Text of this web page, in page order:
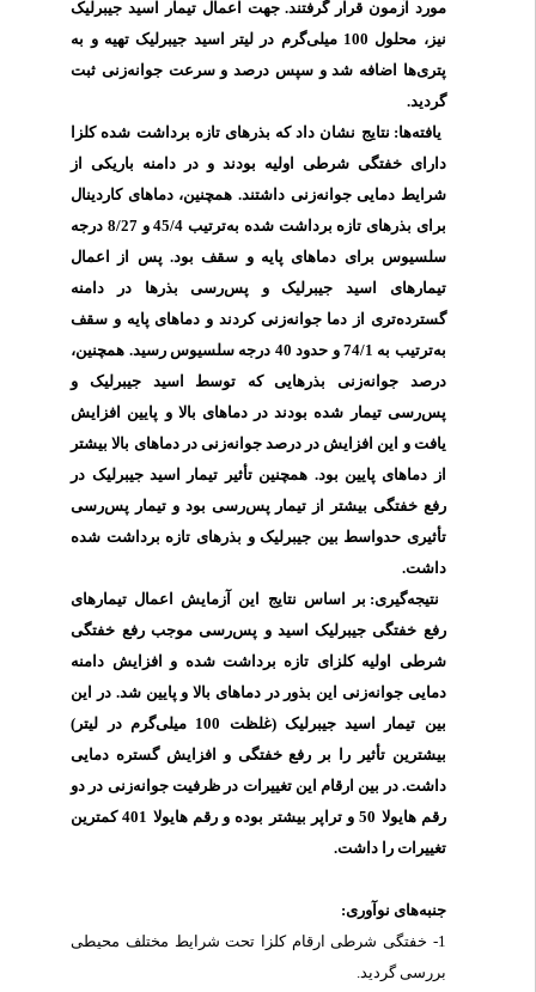
مورد آزمون قرار گرفتند. جهت اعمال تیمار اسید جیبرلیک
نیز، محلول 100 میلی‌گرم در لیتر اسید جیبرلیک تهیه و به
پتری‌ها اضافه شد و سپس درصد و سرعت جوانه‌زنی ثبت
گردید.
یافته‌ها: نتایج نشان داد که بذرهای تازه برداشت شده کلزا
دارای خفتگی شرطی اولیه بودند و در دامنه باریکی از
شرایط دمایی جوانه‌زنی داشتند. همچنین، دماهای کاردینال
برای بذرهای تازه برداشت شده به‌ترتیب 45/4 و 8/27 درجه
سلسیوس برای دماهای پایه و سقف بود. پس از اعمال
تیمارهای اسید جیبرلیک و پس‌رسی بذرها در
دامنه
گسترده‌تری از دما جوانه‌زنی کردند و دماهای پایه و سقف
به‌ترتیب به 74/1 و حدود 40 درجه سلسیوس رسید. همچنین،
درصد جوانه‌زنی بذرهایی که توسط اسید جیبرلیک و
پس‌رسی تیمار شده بودند در دماهای بالا و پایین افزایش
یافت و این افزایش در درصد جوانه‌زنی در دماهای بالا بیشتر
از دماهای پایین بود. همچنین تأثیر تیمار اسید جیبرلیک در
رفع خفتگی بیشتر از تیمار پس‌رسی بود و تیمار پس‌رسی
تأثیری حدواسط بین جیبرلیک و بذرهای تازه برداشت شده
داشت.
نتیجه‌گیری: بر اساس نتایج این آزمایش اعمال تیمارهای
رفع خفتگی جیبرلیک اسید و پس‌رسی موجب رفع خفتگی
شرطی اولیه کلزای تازه برداشت شده و افزایش دامنه
دمایی جوانه‌زنی این بذور در دماهای بالا و پایین شد. در این
بین تیمار اسید جیبرلیک (غلظت 100 میلی‌گرم در لیتر)
بیشترین تأثیر را بر رفع خفتگی و افزایش گستره دمایی
داشت. در بین ارقام این تغییرات در ظرفیت جوانه‌زنی در دو
رقم هایولا 50 و تراپر بیشتر بوده و رقم هایولا 401 کمترین
تغییرات را داشت.
جنبه‌های نوآوری:
1- خفتگی شرطی ارقام کلزا تحت شرایط مختلف محیطی
بررسی گردید.